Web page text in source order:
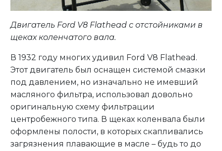
Двигатель Ford V8 Flathead с отстойниками в
щеках коленчатого вала.
В 1932 году многих удивил Ford V8 Flathead.
Этот двигатель был оснащен системой смазки
под давлением, но изначально не имевший
масляного фильтра, использовал довольно
оригинальную схему фильтрации
центробежного типа. В щеках коленвала были
оформлены полости, в которых скапливались
загрязнения плавающие в масле – будь то до